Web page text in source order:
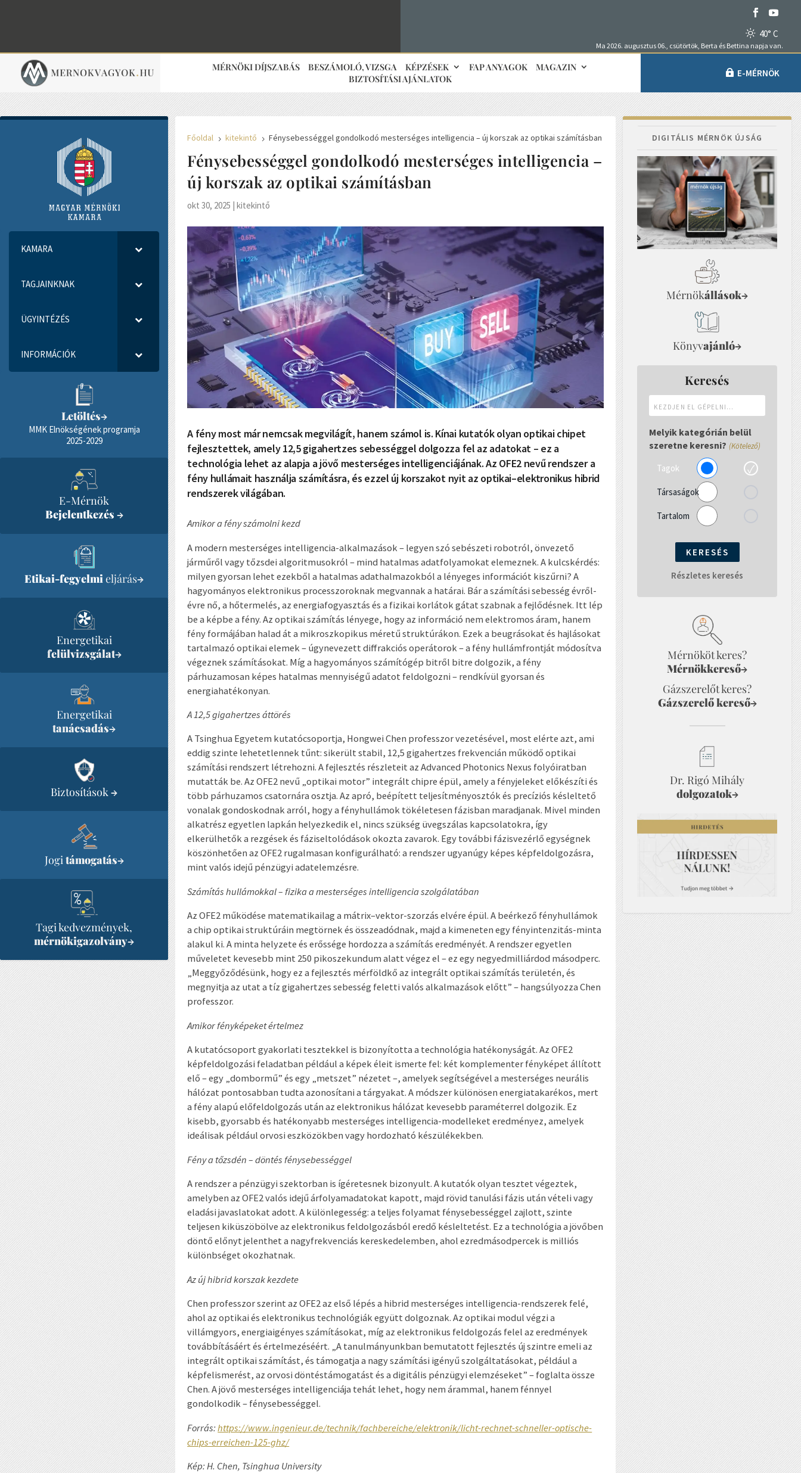
40° C
Ma 2026. augusztus 06., csütörtök, Berta és Bettina napja van.
MÉRNÖKI DÍJSZABÁS BESZÁMOLÓ, VIZSGA KÉPZÉSEK FAP ANYAGOK
MAGAZIN
BIZTOSÍTÁSI AJÁNLATOK
E-MÉRNÖK
KAMARA
TAGJAINKNAK
ÜGYINTÉZÉS
INFORMÁCIÓK
Letöltés→
MMK Elnökségének programja
2025-2029
E-Mérnök
Bejelentkezés →
Etikai-fegyelmieljárás→
Energetikai
felülvizsgálat→
Energetikai
tanácsadás→
Biztosítások→
Jogi támogatás→
Tagi kedvezmények,
mérnökigazolvány→
Főoldal 5 kitekintő 5 Fénysebességgel gondolkodó mesterséges intelligencia – új korszak az optikai számításban
Fénysebességgel gondolkodó mesterséges intelligencia –
új korszak az optikai számításban
okt 30, 2025 |kitekintő
A fény most már nemcsak megvilágít, hanem számol is. Kínai kutatók olyan optikai chipet
fejlesztettek, amely 12,5 gigahertzes sebességgel dolgozza fel az adatokat – ez a
technológia lehet az alapja a jövő mesterséges intelligenciájának. Az OFE2 nevű rendszer a
fény hullámait használja számításra, és ezzel új korszakot nyit az optikai–elektronikus hibrid
rendszerek világában.
Amikor a fény számolni kezd
A modern mesterséges intelligencia-alkalmazások – legyen szó sebészeti robotról, önvezető
járműről vagy tőzsdei algoritmusokról – mind hatalmas adatfolyamokat elemeznek. A kulcskérdés:
milyen gyorsan lehet ezekből a hatalmas adathalmazokból a lényeges információt kiszűrni? A
hagyományos elektronikus processzoroknak megvannak a határai. Bár a számítási sebesség évről-
évre nő, a hőtermelés, az energiafogyasztás és a fizikai korlátok gátat szabnak a fejlődésnek. Itt lép
be a képbe a fény. Az optikai számítás lényege, hogy az információ nem elektromos áram, hanem
fény formájában halad át a mikroszkopikus méretű struktúrákon. Ezek a beugrásokat és hajlásokat
tartalmazó optikai elemek – úgynevezett diffrakciós operátorok – a fény hullámfrontját módosítva
végeznek számításokat. Míg a hagyományos számítógép bitről bitre dolgozik, a fény
párhuzamosan képes hatalmas mennyiségű adatot feldolgozni – rendkívül gyorsan és
energiahatékonyan.
A 12,5 gigahertzes áttörés
A Tsinghua Egyetem kutatócsoportja, Hongwei Chen professzor vezetésével, most elérte azt, ami
eddig szinte lehetetlennek tűnt: sikerült stabil, 12,5 gigahertzes frekvencián működő optikai
számítási rendszert létrehozni. A fejlesztés részleteit az Advanced Photonics Nexus folyóiratban
mutatták be. Az OFE2 nevű „optikai motor” integrált chipre épül, amely a fényjeleket előkészíti és
több párhuzamos csatornára osztja. Az apró, beépített teljesítményosztók és precíziós késleltető
vonalak gondoskodnak arról, hogy a fényhullámok tökéletesen fázisban maradjanak. Mivel minden
alkatrész egyetlen lapkán helyezkedik el, nincs szükség üvegszálas kapcsolatokra, így
elkerülhetők a rezgések és fáziseltolódások okozta zavarok. Egy további fázisvezérlő egységnek
köszönhetően az OFE2 rugalmasan konfigurálható: a rendszer ugyanúgy képes képfeldolgozásra,
mint valós idejű pénzügyi adatelemzésre.
Számítás hullámokkal – fizika a mesterséges intelligencia szolgálatában
Az OFE2 működése matematikailag a mátrix–vektor-szorzás elvére épül. A beérkező fényhullámok
a chip optikai struktúráin megtörnek és összeadódnak, majd a kimeneten egy fényintenzitás-minta
alakul ki. A minta helyzete és erőssége hordozza a számítás eredményét. A rendszer egyetlen
műveletet kevesebb mint 250 pikoszekundum alatt végez el – ez egy negyedmilliárdod másodperc.
„Meggyőződésünk, hogy ez a fejlesztés mérföldkő az integrált optikai számítás területén, és
megnyitja az utat a tíz gigahertzes sebesség feletti valós alkalmazások előtt” – hangsúlyozza Chen
professzor.
Amikor fényképeket értelmez
A kutatócsoport gyakorlati tesztekkel is bizonyította a technológia hatékonyságát. Az OFE2
képfeldolgozási feladatban például a képek éleit ismerte fel: két komplementer fényképet állított
elő – egy „dombormű” és egy „metszet” nézetet –, amelyek segítségével a mesterséges neurális
hálózat pontosabban tudta azonosítani a tárgyakat. A módszer különösen energiatakarékos, mert
a fény alapú előfeldolgozás után az elektronikus hálózat kevesebb paraméterrel dolgozik. Ez
kisebb, gyorsabb és hatékonyabb mesterséges intelligencia-modelleket eredményez, amelyek
ideálisak például orvosi eszközökben vagy hordozható készülékekben.
Fény a tőzsdén – döntés fénysebességgel
A rendszer a pénzügyi szektorban is ígéretesnek bizonyult. A kutatók olyan tesztet végeztek,
amelyben az OFE2 valós idejű árfolyamadatokat kapott, majd rövid tanulási fázis után vételi vagy
eladási javaslatokat adott. A különlegesség: a teljes folyamat fénysebességgel zajlott, szinte
teljesen kiküszöbölve az elektronikus feldolgozásból eredő késleltetést. Ez a technológia a jövőben
döntő előnyt jelenthet a nagyfrekvenciás kereskedelemben, ahol ezredmásodpercek is milliós
különbséget okozhatnak.
Az új hibrid korszak kezdete
Chen professzor szerint az OFE2 az első lépés a hibrid mesterséges intelligencia-rendszerek felé,
ahol az optikai és elektronikus technológiák együtt dolgoznak. Az optikai modul végzi a
villámgyors, energiaigényes számításokat, míg az elektronikus feldolgozás felel az eredmények
továbbításáért és értelmezéséért. „A tanulmányunkban bemutatott fejlesztés új szintre emeli az
integrált optikai számítást, és támogatja a nagy számítási igényű szolgáltatásokat, például a
képfelismerést, az orvosi döntéstámogatást és a digitális pénzügyi elemzéseket” – foglalta össze
Chen. A jövő mesterséges intelligenciája tehát lehet, hogy nem árammal, hanem fénnyel
gondolkodik – fénysebességgel.
Forrás:https://www.ingenieur.de/technik/fachbereiche/elektronik/licht-rechnet-schneller-optische-
chips-erreichen-125-ghz/
Kép:H. Chen, Tsinghua University
DIGITÁLIS MÉRNÖK ÚJSÁG
Mérnökállások→
Könyvajánló→
Keresés
el
gépelni...
Melyik kategórián belül
szeretne keresni? (Kötelező)
Tagok
Társaságok
Tartalom
Részletes keresés
Mérnököt keres?
Mérnökkereső→
Gázszerelőt keres?
Gázszerelő kereső→
Dr. Rigó Mihály
dolgozatok→